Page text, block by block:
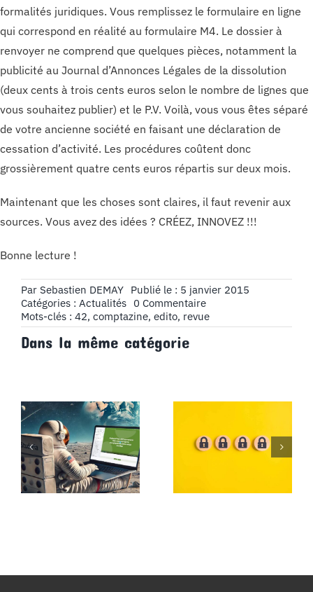
formalités juridiques. Vous remplissez le formulaire en ligne
qui correspond en réalité au formulaire M4. Le dossier à
renvoyer ne comprend que quelques pièces, notamment la
publicité au Journal d’Annonces Légales de la dissolution
(deux cents à trois cents euros selon le nombre de lignes que
vous souhaitez publier) et le P.V. Voilà, vous vous êtes séparé
de votre ancienne société en faisant une déclaration de
cessation d’activité. Les procédures coûtent donc
grossièrement quatre cents euros répartis sur deux mois.
Maintenant que les choses sont claires, il faut revenir aux
sources. Vous avez des idées ? CRÉEZ, INNOVEZ !!!
Bonne lecture !
Par Sebastien DEMAY Publié le : 5 janvier 2015
Catégories : Actualités 0 Commentaireon
Édito
n°42
Mots-clés : 42, comptazine, edito, revue
Dans la même catégorie
Cours BTS CG
: Votre
plateforme
d’apprentissage
complète
pour le BTS
Comptabilité
et Gestion
protéger ses